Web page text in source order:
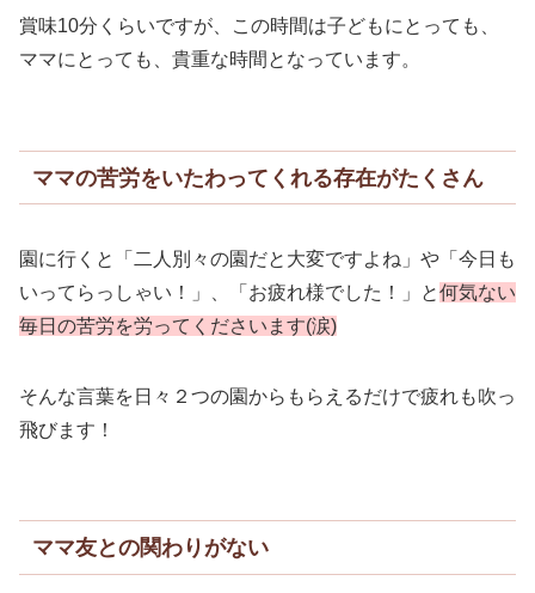
賞味10分くらいですが、この時間は子どもにとっても、
ママにとっても、貴重な時間となっています。
ママの苦労をいたわってくれる存在がたくさん
園に行くと「二人別々の園だと大変ですよね」や「今日も
いってらっしゃい！」、「お疲れ様でした！」と何気ない
毎日の苦労を労ってくださいます(涙)
そんな言葉を日々２つの園からもらえるだけで疲れも吹っ
飛びます！
ママ友との関わりがない